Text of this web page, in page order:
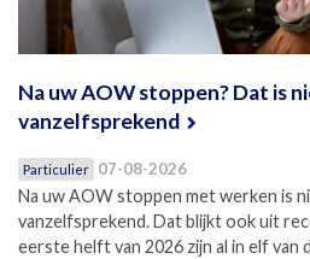
Na uw AOW stoppen? Dat is
vanzelfsprekend
Particulier 07-08-2026
Na uw AOW stoppen met werken is
vanzelfsprekend. Dat blijkt ook uit
eerste helft van 2026 zijn al in elf van